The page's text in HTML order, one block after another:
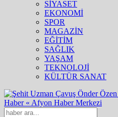
SİYASET
EKONOMİ
SPOR
MAGAZİN
EĞİTİM
SAĞLIK
YAŞAM
TEKNOLOJİ
KÜLTÜR SANAT